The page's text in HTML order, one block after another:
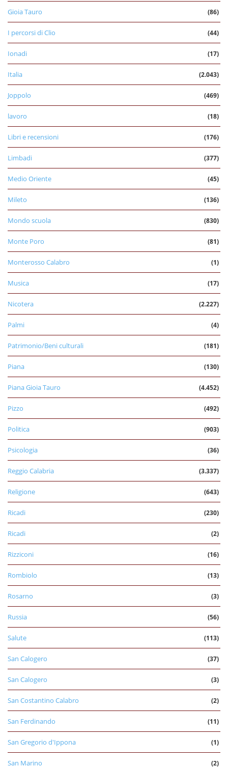
Gioia Tauro (86)
I percorsi di Clio (44)
Ionadi (17)
Italia (2.043)
Joppolo (469)
lavoro (18)
Libri e recensioni (176)
Limbadi (377)
Medio Oriente (45)
Mileto (136)
Mondo scuola (830)
Monte Poro (81)
Monterosso Calabro (1)
Musica (17)
Nicotera (2.227)
Palmi (4)
Patrimonio/Beni culturali (181)
Piana (130)
Piana Gioia Tauro (4.452)
Pizzo (492)
Politica (903)
Psicologia (36)
Reggio Calabria (3.337)
Religione (643)
Ricadi (230)
Ricadi (2)
Rizziconi (16)
Rombiolo (13)
Rosarno (3)
Russia (56)
Salute (113)
San Calogero (37)
San Calogero (3)
San Costantino Calabro (2)
San Ferdinando (11)
San Gregorio d'Ippona (1)
San Marino (2)